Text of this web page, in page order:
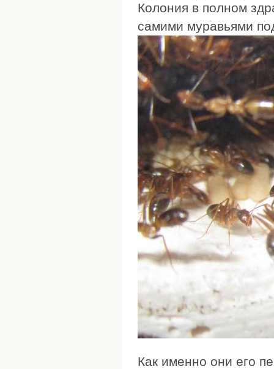
Колония в полном
самими муравьями
Как именно они его